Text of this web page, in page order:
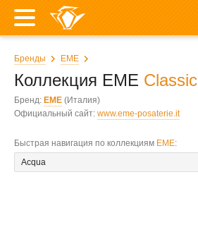
Бренды EME
Коллекция EME Classic
Бренд: EME (Италия)
Официальный сайт: www.eme-posaterie.it
Быстрая навигация по коллекциям EME: